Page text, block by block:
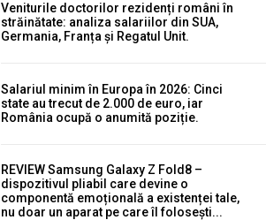
Veniturile doctorilor rezidenți români în
străinătate: analiza salariilor din SUA,
Germania, Franța și Regatul Unit.
Salariul minim în Europa în 2026: Cinci
state au trecut de 2.000 de euro, iar
România ocupă o anumită poziție.
REVIEW Samsung Galaxy Z Fold8 –
dispozitivul pliabil care devine o
componentă emoțională a existenței tale,
nu doar un aparat pe care îl folosești...